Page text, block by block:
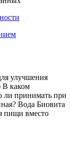
улучшения
В каком
ли принимать при
Вода Биовита
пищи вместо